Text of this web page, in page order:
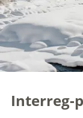
Interreg-